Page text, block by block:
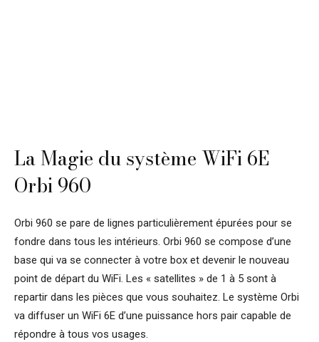
La Magie du système WiFi 6E
Orbi 960
Orbi 960 se pare de lignes particulièrement épurées pour se
fondre dans tous les intérieurs. Orbi 960 se compose d’une
base qui va se connecter à votre box et devenir le nouveau
point de départ du WiFi. Les « satellites » de 1 à 5 sont à
repartir dans les pièces que vous souhaitez. Le système Orbi
va diffuser un WiFi 6E d’une puissance hors pair capable de
répondre à tous vos usages.